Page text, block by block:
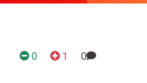
0
1
0